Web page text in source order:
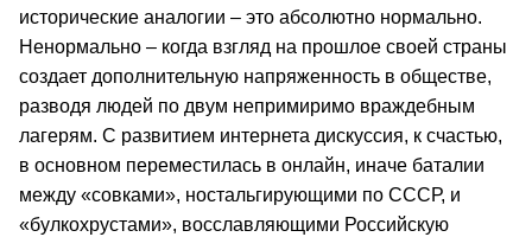
исторические аналогии – это абсолютно нормально.
Ненормально – когда взгляд на прошлое своей страны
создает дополнительную напряженность в обществе,
разводя людей по двум непримиримо враждебным
лагерям. С развитием интернета дискуссия, к счастью,
в основном переместилась в онлайн, иначе баталии
между «совками», ностальгирующими по СССР, и
«булкохрустами», восславляющими Российскую